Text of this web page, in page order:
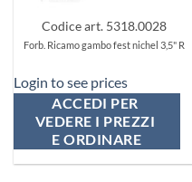
Codice art. 5318.0028
Forb. Ricamo gambo fest nichel 3,5" R
Login to see prices
ACCEDI PER
VEDERE I PREZZI
E ORDINARE